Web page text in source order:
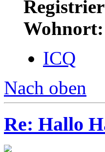
Wohnort:
ICQ
Nach oben
Re: Hallo